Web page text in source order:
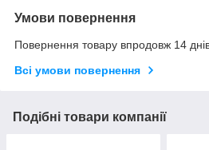
Умови повернення
Повернення товару впродовж 14
Всі умови повернення
Подібні товари компанії